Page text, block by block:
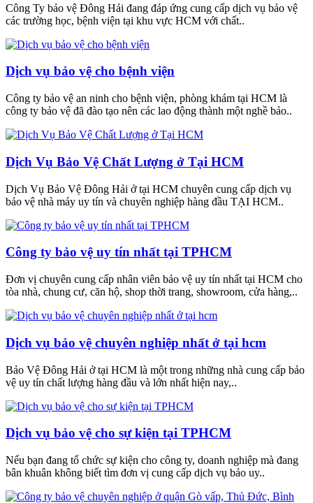
Công Ty bảo vệ Đông Hải đang đáp ứng cung cấp dịch vụ bảo vệ
các trường học, bệnh viện tại khu vực HCM với chất..
Dịch vụ bảo vệ cho bệnh viện
Công ty bảo vệ an ninh cho bệnh viện, phòng khám tại HCM là
công ty bảo vệ đã đào tạo nên các lao động thành một nghề bảo..
Dịch Vụ Bảo Vệ Chất Lượng ở Tại HCM
Dịch Vụ Bảo Vệ Đông Hải ở tại HCM chuyên cung cấp dịch vụ
bảo vệ nhà máy uy tín và chuyên nghiệp hàng đầu TẠI HCM..
Công ty bảo vệ uy tín nhất tại TPHCM
Đơn vị chuyên cung cấp nhân viên bảo vệ uy tín nhất tại HCM cho
tòa nhà, chung cư, căn hộ, shop thời trang, showroom, cửa hàng,..
Dịch vụ bảo vệ chuyên nghiệp nhất ở tại hcm
Bảo Vệ Đông Hải ở tại HCM là một trong những nhà cung cấp bảo
vệ uy tín chất lượng hàng đầu và lớn nhất hiện nay,..
Dịch vụ bảo vệ cho sự kiện tại TPHCM
Nếu bạn đang tổ chức sự kiện cho công ty, doanh nghiệp mà đang
bân khuân không biết tìm đơn vị cung cấp dịch vụ bảo uy..